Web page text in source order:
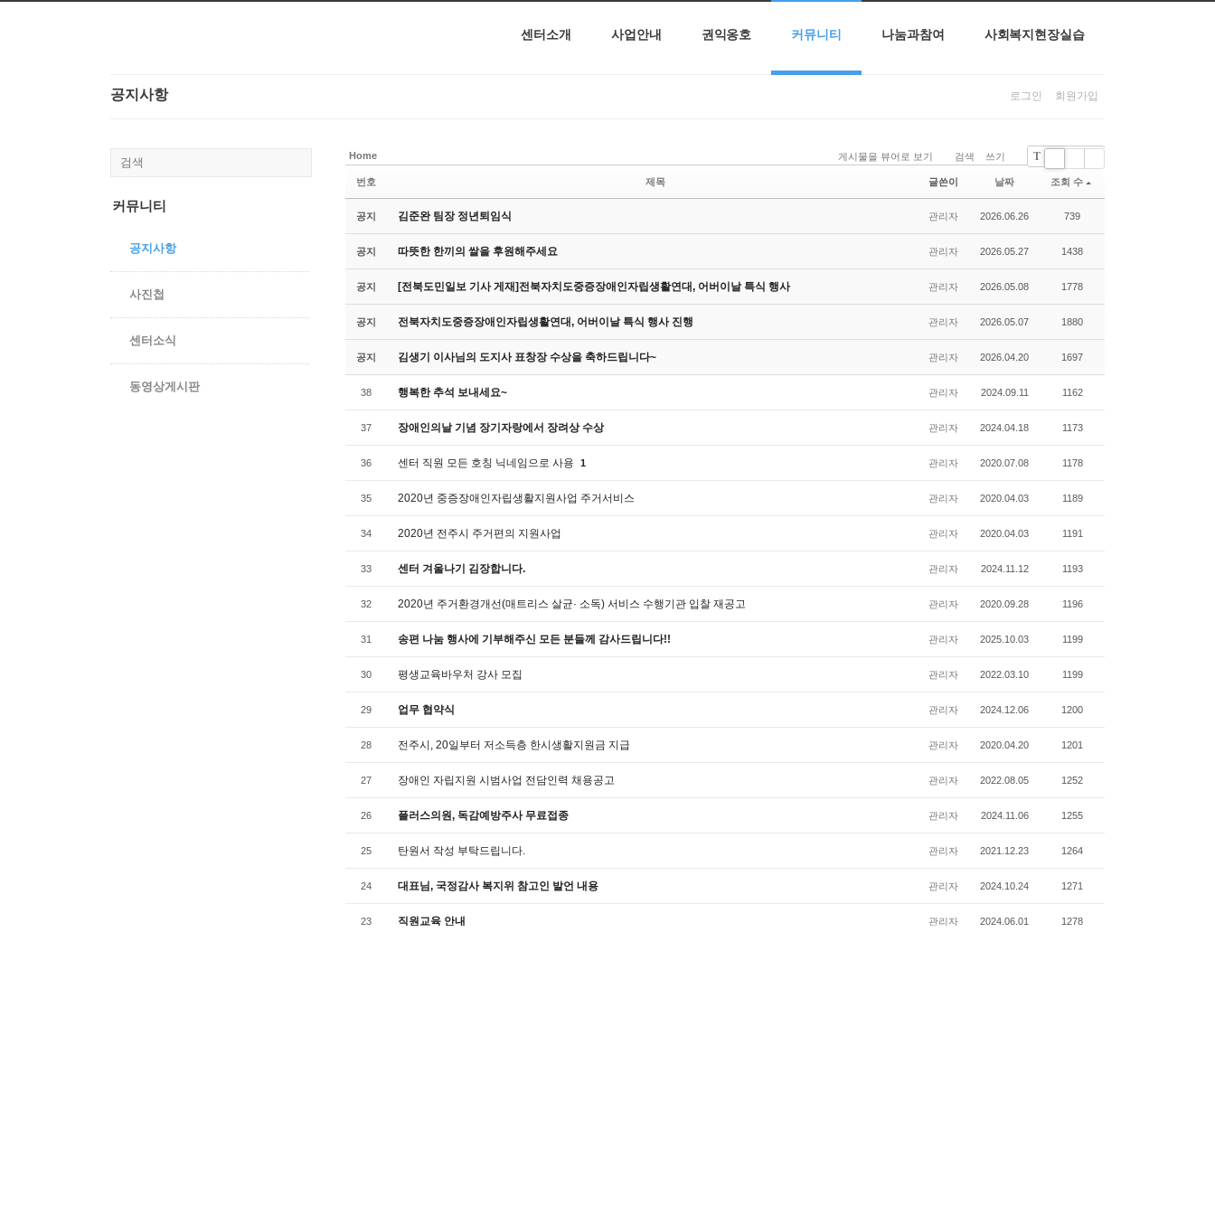
센터소개 사업안내 권익옹호 커뮤니티 나눔과참여 사회복지현장실습
로그인 회원가입
공지사항
Home T
게시물을 뷰어로 보기 검색 쓰기
Li
st
Zi
G
al
y
번호 제목 글쓴이 날짜 조회 수
공지 김준완 팀장 정년퇴임식 관리자 2026.06.26 739
공지 따뜻한 한끼의 쌀을 후원해주세요 관리자 2026.05.27 1438
공지 [전북도민일보 기사 게재]전북자치도중증장애인자립생활연대, 어버이날 특식 행사 관리자 2026.05.08 1778
공지 전북자치도중증장애인자립생활연대, 어버이날 특식 행사 진행 관리자 2026.05.07 1880
공지 김생기 이사님의 도지사 표창장 수상을 축하드립니다~ 관리자 2026.04.20 1697
38 행복한 추석 보내세요~ 관리자 2024.09.11 1162
37 장애인의날 기념 장기자랑에서 장려상 수상 관리자 2024.04.18 1173
36 센터 직원 모든 호칭 닉네임으로 사용 1 관리자 2020.07.08 1178
35 2020년 중증장애인자립생활지원사업 주거서비스 관리자 2020.04.03 1189
34 2020년 전주시 주거편의 지원사업 관리자 2020.04.03 1191
33 센터 겨울나기 김장합니다. 관리자 2024.11.12 1193
32 2020년 주거환경개선(매트리스 살균· 소독) 서비스 수행기관 입찰 재공고 관리자 2020.09.28 1196
31 송편 나눔 행사에 기부해주신 모든 분들께 감사드립니다!! 관리자 2025.10.03 1199
30 평생교육바우처 강사 모집 관리자 2022.03.10 1199
29 업무 협약식 관리자 2024.12.06 1200
28 전주시, 20일부터 저소득층 한시생활지원금 지급 관리자 2020.04.20 1201
27 장애인 자립지원 시범사업 전담인력 채용공고 관리자 2022.08.05 1252
26 플러스의원, 독감예방주사 무료접종 관리자 2024.11.06 1255
25 탄원서 작성 부탁드립니다. 관리자 2021.12.23 1264
24 대표님, 국정감사 복지위 참고인 발언 내용 관리자 2024.10.24 1271
23 직원교육 안내 관리자 2024.06.01 1278
커뮤니티
공지사항
사진첩
센터소식
동영상게시판